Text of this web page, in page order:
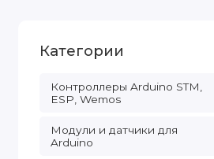
Категории
Контроллеры Arduino STM,
ESP, Wemos
Модули и датчики для
Arduino